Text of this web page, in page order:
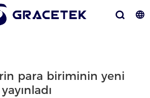
para biriminin yeni